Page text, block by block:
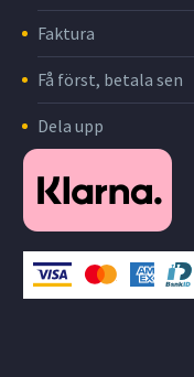
Faktura
Få först, betala sen
Dela upp